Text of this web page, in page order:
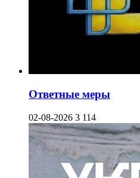
Ответные меры
02-08-2026 3 114